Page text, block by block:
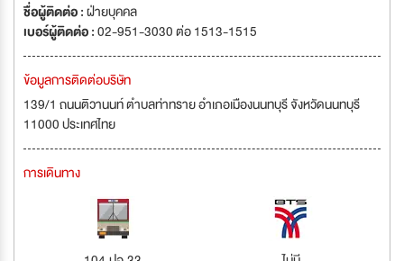
ชื่อผู้ติดต่อ :ฝ่ายบุคคล
เบอร์ผู้ติดต่อ :02-951-3030 ต่อ 1513-1515
ข้อมูลการติดต่อบริษัท
139/1 ถนนติวานนท์ ตำบลท่าทราย อำเภอเมืองนนทบุรี จังหวัดนนทบุรี
11000 ประเทศไทย
การเดินทาง